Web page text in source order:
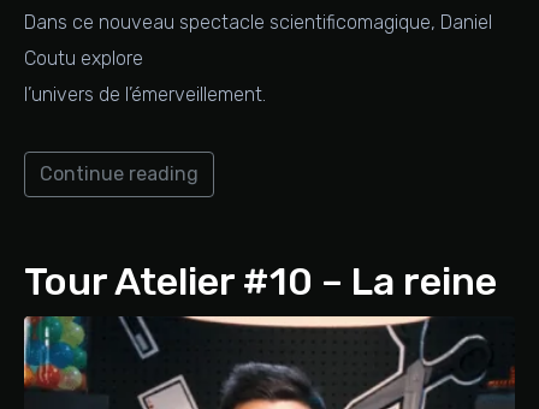
Dans ce nouveau spectacle scientificomagique, Daniel
Coutu explore
l’univers de l’émerveillement.
Continue reading
Tour Atelier #10 – La reine
invisible